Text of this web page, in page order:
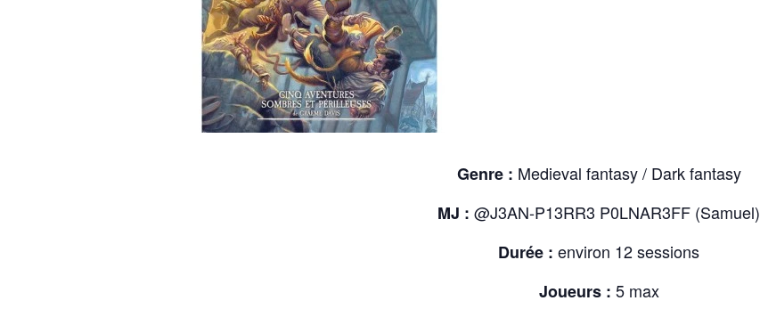
Genre : Medieval fantasy / Dark fantasy
MJ : @J3AN-P13RR3 P0LNAR3FF (Samuel)
Durée : environ 12 sessions
Joueurs : 5 max